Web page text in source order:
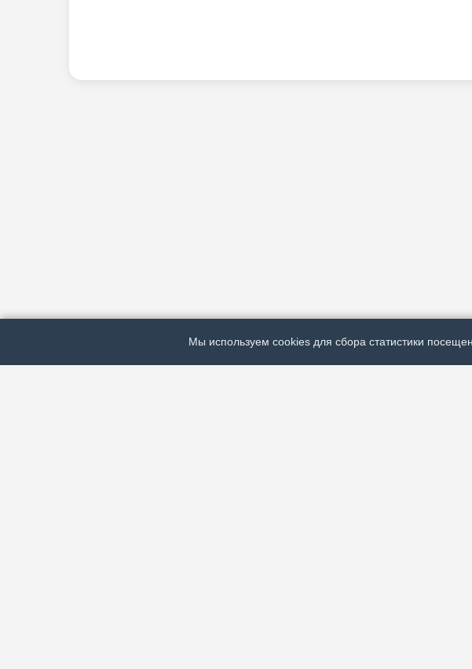
Мы используем cookies для сбора статистики